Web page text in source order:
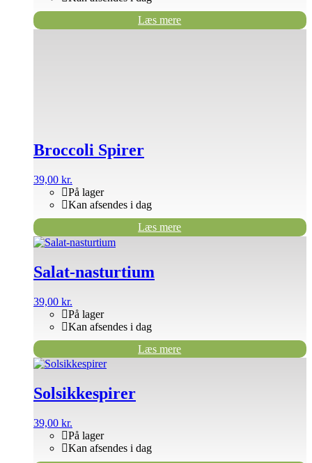
Læs mere
Broccoli Spirer
39,00 kr.
På lager
Kan afsendes i dag
Læs mere
Salat-nasturtium
39,00 kr.
På lager
Kan afsendes i dag
Læs mere
Solsikkespirer
39,00 kr.
På lager
Kan afsendes i dag